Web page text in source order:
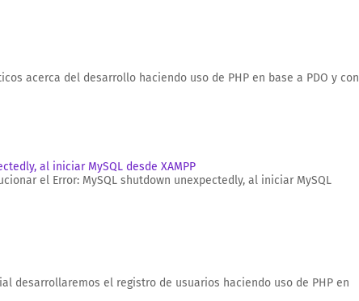
acerca del desarrollo haciendo uso de PHP en base a PDO y con
al iniciar MySQL desde XAMPP
el Error: MySQL shutdown unexpectedly, al iniciar MySQL
desarrollaremos el registro de usuarios haciendo uso de PHP en